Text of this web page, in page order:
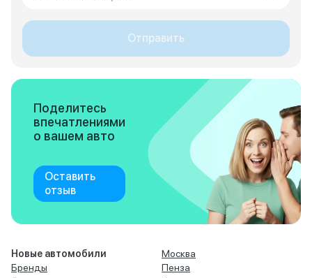
Отправить
Поделитесь
впечатлениями
о вашем авто
Оставить
отзыв
Новые автомобили
Бренды
Москва
Пенза